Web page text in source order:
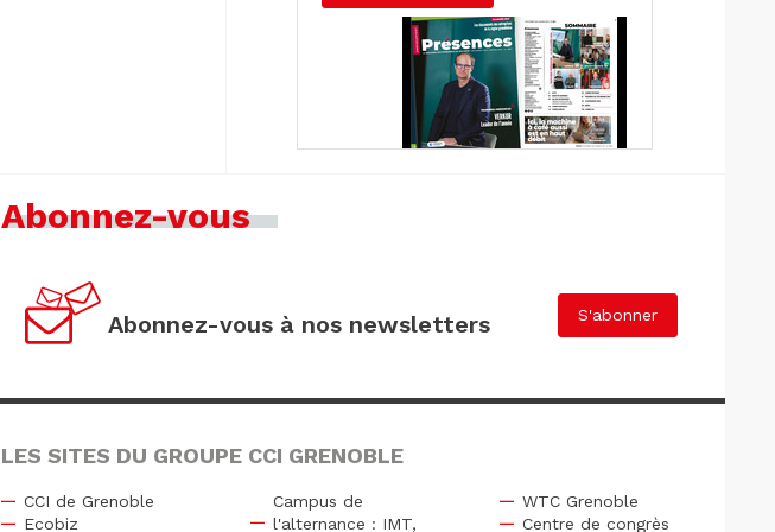
Abonnez-vous
Abonnez-vous à nos newsletters S'abonner
LES SITES DU GROUPE CCI GRENOBLE
CCI de Grenoble
Ecobiz
Campus de
l'alternance : IMT,
WTC Grenoble
Centre de congrès